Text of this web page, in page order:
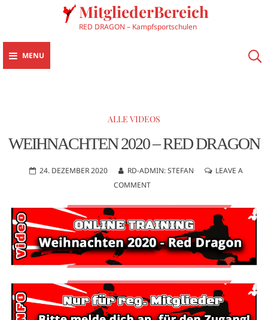
MitgliederBereich
RED DRAGON – Kampfsportschulen
MENU
ALLE VIDEOS
WEIHNACHTEN 2020 – RED DRAGON
24. DEZEMBER 2020 RD-ADMIN: STEFAN
LEAVE A
COMMENT